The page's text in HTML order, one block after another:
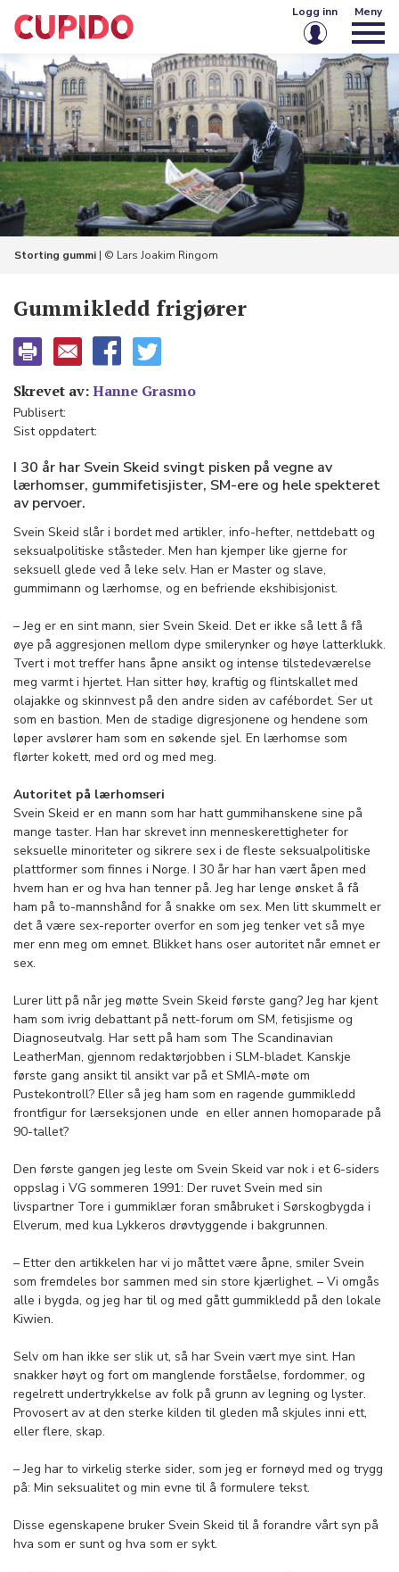
Logg inn
E-post eller brukernavn
Passord
Husk meg på denne enheten
Meny
Storting gummi | © Lars Joakim Ringom
Gummikledd ­frigjører
Skrevet av:Hanne Grasmo
Publisert:
Sist oppdatert:
I 30 år har Svein Skeid svingt pisken på vegne av
lærhomser, gummifetisjister, SM-ere og hele spekteret
av pervoer.
Svein Skeid slår i bordet med artikler, info-hefter, nettdebatt og
seksualpolitiske ståsteder. Men han kjemper like gjerne for
seksuell glede ved å leke selv. Han er Master og slave,
gummimann og lærhomse, og en befriende ekshibisjonist.
– Jeg er en sint mann, sier Svein Skeid. Det er ikke så lett å få
øye på aggresjonen mellom dype smilerynker og høye latterklukk.
Tvert i mot treffer hans åpne ansikt og intense tilstedeværelse
meg varmt i hjertet. Han sitter høy, kraftig og flintskallet med
olajakke og skinnvest på den andre siden av cafébordet. Ser ut
som en bastion. Men de stadige digresjonene og hendene som
løper avslører ham som en søkende sjel. En lærhomse som
flørter kokett, med ord og med meg.
Autoritet på ­lærhomseri
Svein Skeid er en mann som har hatt gummihanskene sine på
mange taster. Han har skrevet inn menneskerettigheter for
seksuelle minoriteter og sikrere sex i de fleste seksualpolitiske
plattformer som finnes i Norge. I 30 år har han vært åpen med
hvem han er og hva han tenner på. Jeg har lenge ønsket å få
ham på to-mannshånd for å snakke om sex. Men litt skummelt er
det å være sex-reporter overfor en som jeg tenker vet så mye
mer enn meg om emnet. Blikket hans oser autoritet når emnet er
sex.
Lurer litt på når jeg møtte Svein Skeid første gang? Jeg har kjent
ham som ivrig debattant på nett-forum om SM, fetisjisme og
Diagnoseutvalg. Har sett på ham som The Scandinavian
LeatherMan, gjennom redaktørjobben i SLM-bladet. Kanskje
første gang ansikt til ansikt var på et SMIA-møte om
Pustekontroll? Eller så jeg ham som en ragende gummikledd
frontfigur for lærseksjonen unde en eller annen homoparade på
90-tallet?
Den første gangen jeg leste om Svein Skeid var nok i et 6-siders
oppslag i VG sommeren 1991: Der ruvet Svein med sin
livspartner Tore i gummiklær foran småbruket i Sørskogbygda i
Elverum, med kua Lykkeros drøvtyggende i bakgrunnen.
– Etter den artikkelen har vi jo måttet være åpne, smiler Svein
som fremdeles bor sammen med sin store kjærlighet. – Vi omgås
alle i bygda, og jeg har til og med gått gummikledd på den lokale
Kiwien.
Selv om han ikke ser slik ut, så har Svein vært mye sint. Han
snakker høyt og fort om manglende forståelse, fordommer, og
regelrett undertrykkelse av folk på grunn av legning og lyster.
Provosert av at den sterke kilden til gleden må skjules inni ett,
eller flere, skap.
– Jeg har to virkelig sterke sider, som jeg er fornøyd med og trygg
på: Min seksualitet og min evne til å formulere tekst.
Disse egenskapene bruker Svein Skeid til å forandre vårt syn på
hva som er sunt og hva som er sykt.